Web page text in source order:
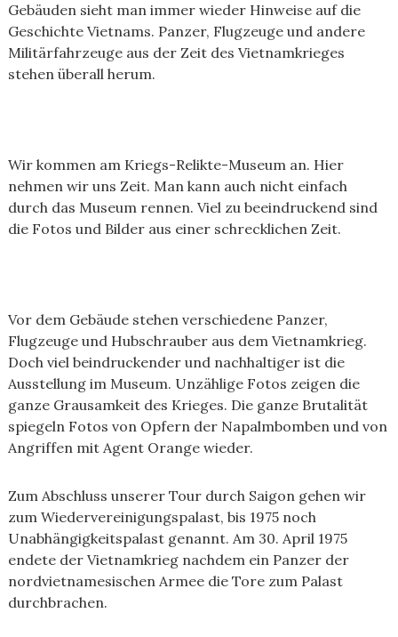
Gebäuden sieht man immer wieder Hinweise auf die
Geschichte Vietnams. Panzer, Flugzeuge und andere
Militärfahrzeuge aus der Zeit des Vietnamkrieges
stehen überall herum.
Wir kommen am Kriegs-Relikte-Museum an. Hier
nehmen wir uns Zeit. Man kann auch nicht einfach
durch das Museum rennen. Viel zu beeindruckend sind
die Fotos und Bilder aus einer schrecklichen Zeit.
Vor dem Gebäude stehen verschiedene Panzer,
Flugzeuge und Hubschrauber aus dem Vietnamkrieg.
Doch viel beindruckender und nachhaltiger ist die
Ausstellung im Museum. Unzählige Fotos zeigen die
ganze Grausamkeit des Krieges. Die ganze Brutalität
spiegeln Fotos von Opfern der Napalmbomben und von
Angriffen mit Agent Orange wieder.
Zum Abschluss unserer Tour durch Saigon gehen wir
zum Wiedervereinigungspalast, bis 1975 noch
Unabhängigkeitspalast genannt. Am 30. April 1975
endete der Vietnamkrieg nachdem ein Panzer der
nordvietnamesischen Armee die Tore zum Palast
durchbrachen.